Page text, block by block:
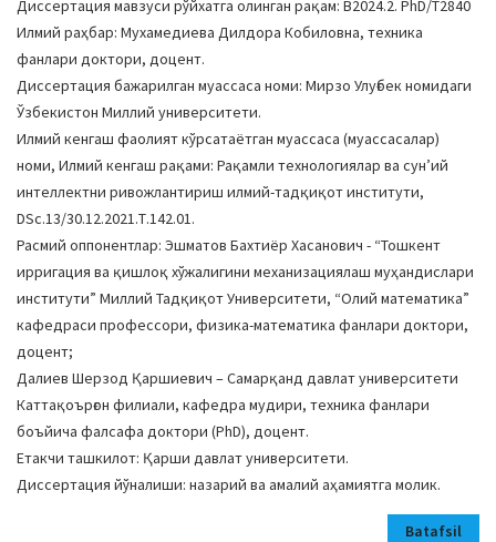
Диссертация мавзуси рўйхатга олинган рақам: В2024.2. PhD/Т2840
Илмий раҳбар: Мухамедиева Дилдора Кобиловна, техника
фанлари доктори, доцент.
Диссертация бажарилган муассаса номи: Мирзо Улуғбек номидаги
Ўзбекистон Миллий университети.
Илмий кенгаш фаолият кўрсатаётган муассаса (муассасалар)
номи, Илмий кенгаш рақами: Рақамли технологиялар ва сунʼий
интеллектни ривожлантириш илмий-тадқиқот институти,
DSc.13/30.12.2021.Т.142.01.
Расмий оппонентлар: Эшматов Бахтиёр Хасанович - “Тошкент
ирригация ва қишлоқ хўжалигини механизациялаш муҳандислари
институти” Миллий Тадқиқот Университети, “Олий математика”
кафедраси профессори, физика-математика фанлари доктори,
доцент;
Далиев Шерзод Қаршиевич – Самарқанд давлат университети
Каттақоърғон филиали, кафедра мудири, техника фанлари
боъйича фалсафа доктори (PhD), доцент.
Етакчи ташкилот: Қарши давлат университети.
Диссертация йўналиши: назарий ва амалий аҳамиятга молик.
Batafsil